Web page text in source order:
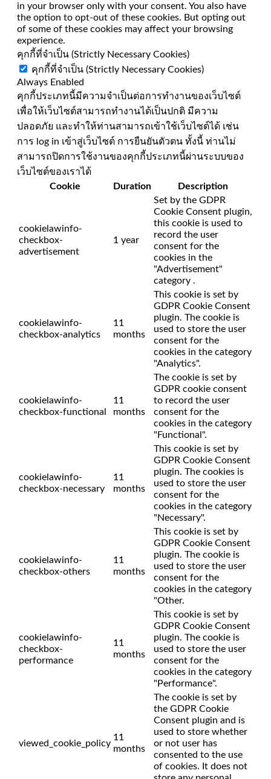
in your browser only with your consent. You also have
the option to opt-out of these cookies. But opting out
of some of these cookies may affect your browsing
experience.
คุกกี้ที่จำเป็น (Strictly Necessary Cookies)
คุกกี้ที่จำเป็น (Strictly Necessary Cookies)
Always Enabled
คุกกี้ประเภทนี้มีความจำเป็นต่อการทำงานของเว็บไซต์
เพื่อให้เว็บไซต์สามารถทำงานได้เป็นปกติ มีความ
ปลอดภัย และทำให้ท่านสามารถเข้าใช้เว็บไซต์ได้ เช่น
การ log in เข้าสู่เว็บไซต์ การยืนยันตัวตน ทั้งนี้ ท่านไม่
สามารถปิดการใช้งานของคุกกี้ประเภทนี้ผ่านระบบของ
เว็บไซต์ของเราได้
Cookie
Duration Description
cookielawinfo-
checkbox-
advertisement
1 year
Set by the GDPR
Cookie Consent plugin,
this cookie is used to
record the user
consent for the
cookies in the
"Advertisement"
category .
cookielawinfo-
checkbox-analytics
11
months
This cookie is set by
GDPR Cookie Consent
plugin. The cookie is
used to store the user
consent for the
cookies in the category
"Analytics".
cookielawinfo-
checkbox-functional
11
months
The cookie is set by
GDPR cookie consent
to record the user
consent for the
cookies in the category
"Functional".
cookielawinfo-
checkbox-necessary
11
months
This cookie is set by
GDPR Cookie Consent
plugin. The cookies is
used to store the user
consent for the
cookies in the category
"Necessary".
cookielawinfo-
checkbox-others
11
months
This cookie is set by
GDPR Cookie Consent
plugin. The cookie is
used to store the user
consent for the
cookies in the category
"Other.
cookielawinfo-
checkbox-
performance
11
months
This cookie is set by
GDPR Cookie Consent
plugin. The cookie is
used to store the user
consent for the
cookies in the category
"Performance".
viewed_cookie_policy
11
months
The cookie is set by
the GDPR Cookie
Consent plugin and is
used to store whether
or not user has
consented to the use
of cookies. It does not